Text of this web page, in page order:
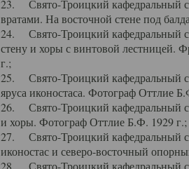
23. Свято-Троицкий кафедральный
вратами. На восточной стене под
24. Свято-Троицкий кафедральный
стену и хоры с винтовой лестницей.
г.;
25. Свято-Троицкий кафедральный
яруса иконостаса. Фотограф Оттлие
26. Свято-Троицкий кафедральный
и хоры. Фотограф Оттлие Б.Ф. 1929 г.;
27. Свято-Троицкий кафедральный
иконостас и северо-восточный
28. Свято-Троицкий кафедральный